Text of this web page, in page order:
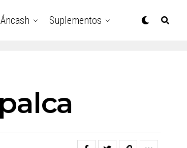
Suplementos